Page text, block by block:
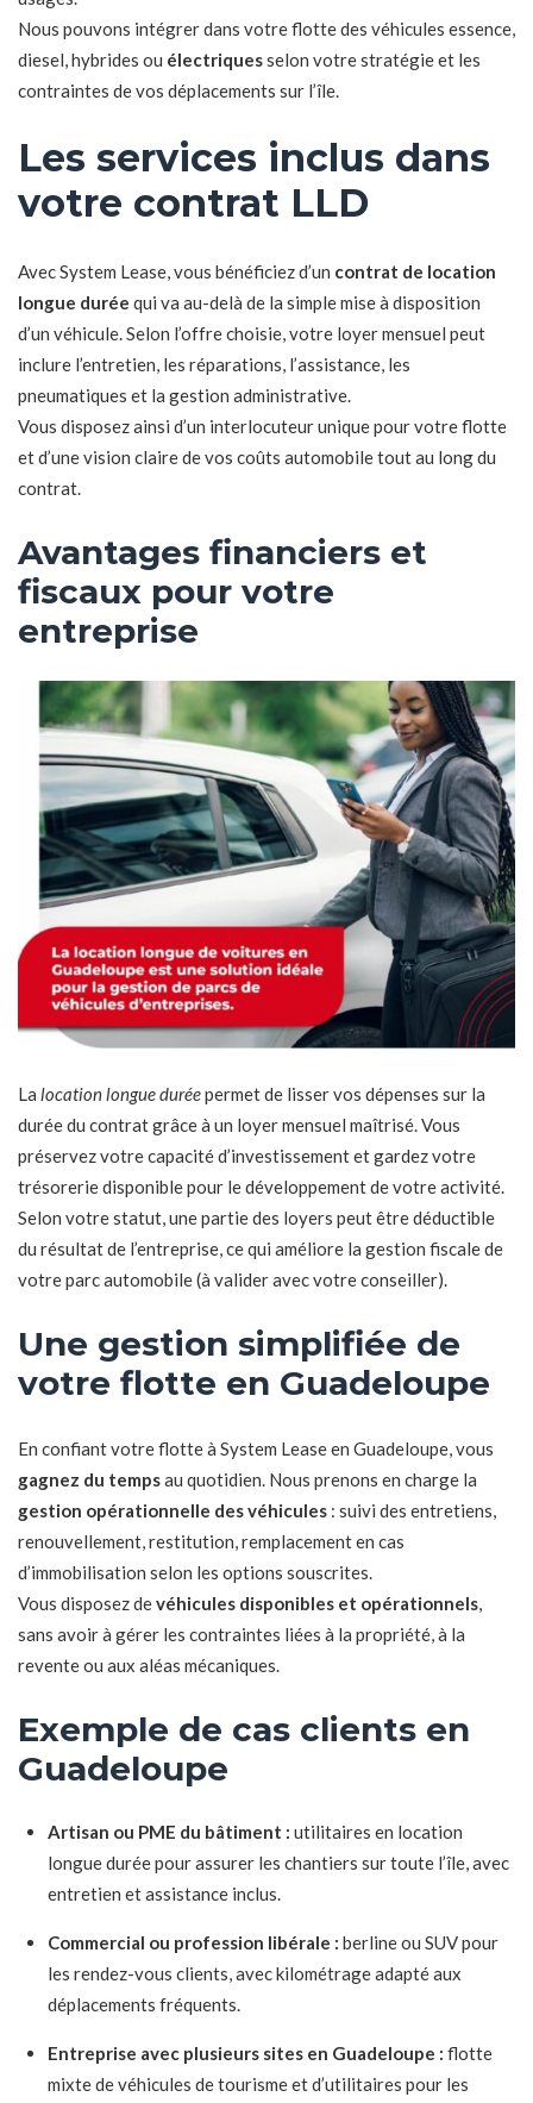
Nous pouvons intégrer dans votre flotte des véhicules essence,
diesel, hybrides ou électriquesselon votre stratégie et les
contraintes de vos déplacements sur l’île.
Les services inclus dans
votre contrat LLD
Avec System Lease, vous bénéficiez d’un contrat de location
longue durée qui va au-delà de la simple mise à disposition
d’un véhicule. Selon l’offre choisie, votre loyer mensuel peut
inclure l’entretien, les réparations, l’assistance, les
pneumatiques et la gestion administrative.
Vous disposez ainsi d’un interlocuteur unique pour votre flotte
et d’une vision claire de vos coûts automobile tout au long du
contrat.
Avantages financiers et
fiscaux pour votre
entreprise
La location longue duréepermet de lisser vos dépenses sur la
durée du contrat grâce à un loyer mensuel maîtrisé. Vous
préservez votre capacité d’investissement et gardez votre
trésorerie disponible pour le développement de votre activité.
Selon votre statut, une partie des loyers peut être déductible
du résultat de l’entreprise, ce qui améliore la gestion fiscale de
votre parc automobile (à valider avec votre conseiller).
Une gestion simplifiée de
votre flotte en Guadeloupe
En confiant votre flotte à System Lease en Guadeloupe, vous
gagnez du tempsau quotidien. Nous prenons en charge la
gestion opérationnelle des véhicules : suivi des entretiens,
renouvellement, restitution, remplacement en cas
d’immobilisation selon les options souscrites.
Vous disposez devéhicules disponibles et opérationnels,
sans avoir à gérer les contraintes liées à la propriété, à la
revente ou aux aléas mécaniques.
Exemple de cas clients en
Guadeloupe
Artisan ou PME du bâtiment : utilitaires en location
longue durée pour assurer les chantiers sur toute l’île, avec
entretien et assistance inclus.
Commercial ou profession libérale : berline ou SUV pour
les rendez-vous clients, avec kilométrage adapté aux
déplacements fréquents.
Entreprise avec plusieurs sites en Guadeloupe : flotte
mixte de véhicules de tourisme et d’utilitaires pour les